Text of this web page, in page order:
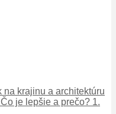
na krajinu a architektúru
je lepšie a prečo? 1.